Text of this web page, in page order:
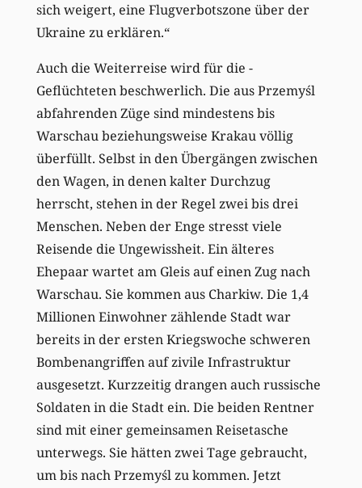
sich weigert, eine Flugverbotszone über der
Ukraine zu er­klären.“
Auch die Weiterreise wird für die ­
Geflüchteten beschwerlich. Die aus Przemyśl
abfahrenden Züge sind mindestens bis
Warschau beziehungsweise Krakau völlig
überfüllt. Selbst in den Übergängen zwischen
den Wagen, in denen kalter Durchzug
herrscht, stehen in der Regel zwei bis drei
Menschen. Neben der Enge stresst viele
Reisende die Ungewissheit. Ein älteres
Ehepaar wartet am Gleis auf einen Zug nach
Warschau. Sie kommen aus Charkiw. Die 1,4
Millionen Einwohner zählende Stadt war
bereits in der ersten Kriegswoche schweren
Bombenangriffen auf zivile Infrastruktur
ausgesetzt. Kurzzeitig drangen auch russische
Soldaten in die Stadt ein. Die beiden Rentner
sind mit einer gemeinsamen Reise­tasche
unterwegs. Sie hätten zwei Tage gebraucht,
um bis nach Przemyśl zu kommen. Jetzt